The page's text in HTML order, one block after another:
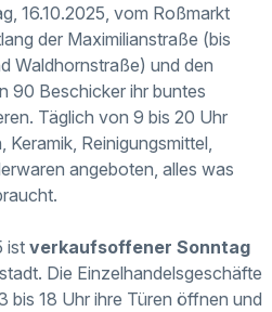
16.10.2025, vom Roßmarkt
der Maximilianstraße (bis
Waldhornstraße) und den
90 Beschicker ihr buntes
Täglich von 9 bis 20 Uhr
Reinigungsmittel,
angeboten, alles was
ist verkaufsoffener Sonntag
Die Einzelhandelsgeschäfte
bis 18 Uhr ihre Türen öffnen und